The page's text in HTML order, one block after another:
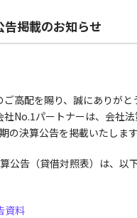
告掲載のお知らせ
高配を賜り、誠にありがと
社No.1パートナーは、会社
の決算公告を掲載いたします
公告（貸借対照表）は、以
資料